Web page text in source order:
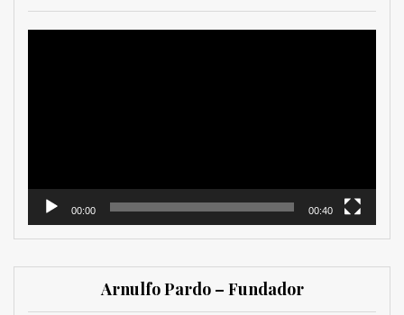
00:00 00:40
Arnulfo Pardo – Fundador